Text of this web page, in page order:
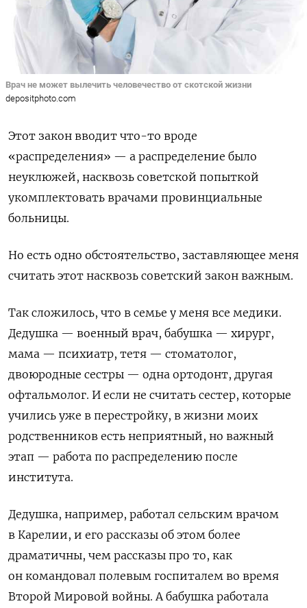
Врач не может вылечить человечество от скотской жизни
depositphoto.com
Этот закон вводит что-то вроде
«распределения» — а распределение было
неуклюжей, насквозь советской попыткой
укомплектовать врачами провинциальные
больницы.
Но есть одно обстоятельство, заставляющее меня
считать этот насквозь советский закон важным.
Так сложилось, что в семье у меня все медики.
Дедушка — военный врач, бабушка — хирург,
мама — психиатр, тетя — стоматолог,
двоюродные сестры — одна ортодонт, другая
офтальмолог. И если не считать сестер, которые
учились уже в перестройку, в жизни моих
родственников есть неприятный, но важный
этап — работа по распределению после
института.
Дедушка, например, работал сельским врачом
в Карелии, и его рассказы об этом более
драматичны, чем рассказы про то, как
он командовал полевым госпиталем во время
Второй Мировой войны. А бабушка работала